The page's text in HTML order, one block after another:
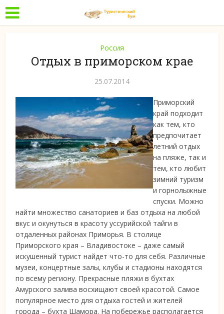
Россия
Отдых в приморском крае
25.07.2014
Приморский
край подходит
как тем, кто
предпочитает
летний отдых
на пляже, так и
тем, кто любит
зимний туризм
и горнолыжные
спуски. Можно
найти множество санаториев и баз отдыха на любой
вкус иокунуться в красоту уссурийской тайги в
отдаленных районах Приморья. В столице
Приморского края – Владивостоке – даже самый
искушенный турист найдет что-то для себя. Различные
музеи, концертные залы, клубы и стадионы находятся
по всему региону. Прекрасные пляжи в бухтах
Амурского залива восхищают своей красотой. Самое
популярное место для отдыха гостей и жителей
города – бухта Шамора. На побережье располагается